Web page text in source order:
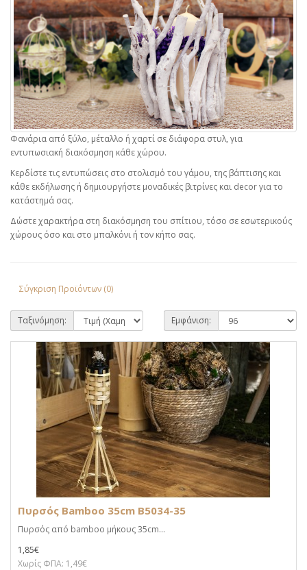
Φανάρια από ξύλο, μέταλλο ή χαρτί σε διάφορα στυλ, για
εντυπωσιακή διακόσμηση κάθε χώρου.
Κερδίστε τις εντυπώσεις στο στολισμό του γάμου, της βάπτισης και
κάθε εκδήλωσης ή δημιουργήστε μοναδικές βιτρίνες και decor για το
κατάστημά σας.
Δώστε χαρακτήρα στη διακόσμηση του σπίτιου, τόσο σε εσωτερικούς
χώρους όσο και στο μπαλκόνι ή τον κήπο σας.
Σύγκριση Προϊόντων (0)
Ταξινόμηση: Εμφάνιση:
Πυρσός Bamboo 35cm B5034-35
Πυρσός από bamboo μήκους 35cm...
1,85€
Χωρίς ΦΠΑ: 1,49€